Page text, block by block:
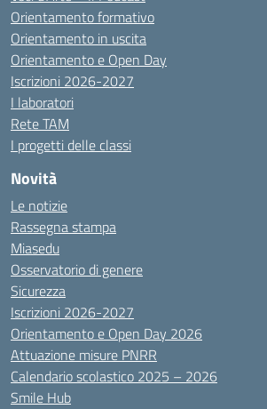
Orientamento formativo
Orientamento in uscita
Orientamento e Open Day
Iscrizioni 2026-2027
I laboratori
Rete TAM
I progetti delle classi
Novità
Le notizie
Rassegna stampa
Miasedu
Osservatorio di genere
Sicurezza
Iscrizioni 2026-2027
Orientamento e Open Day 2026
Attuazione misure PNRR
Calendario scolastico 2025 – 2026
Smile Hub